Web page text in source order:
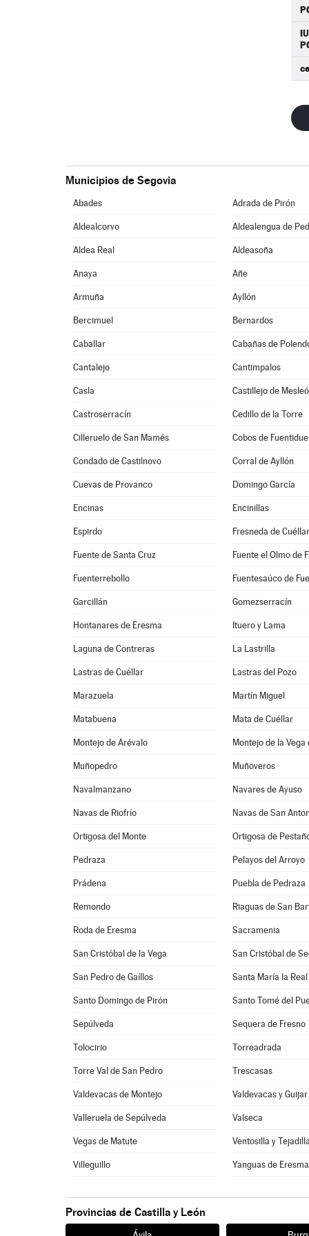
Municipios de Segovia
Abades Adrada de Pirón
Aldealcorvo Aldealengua de
Aldea Real Aldeasoña
Anaya Añe
Armuña Ayllón
Bercimuel Bernardos
Caballar Cabañas de
Cantalejo Cantimpalos
Casla Castillejo de
Castroserracín Cedillo de la Torre
Cilleruelo de San Mamés Cobos de
Condado de Castilnovo Corral de Ayllón
Cuevas de Provanco Domingo García
Encinas Encinillas
Espirdo Fresneda de Cuéllar
Fuente de Santa Cruz Fuente el Olmo de
Fuenterrebollo Fuentesaúco de
Garcillán Gomezserracín
Hontanares de Eresma Ituero y Lama
Laguna de Contreras La Lastrilla
Lastras de Cuéllar Lastras del Pozo
Marazuela Martín Miguel
Matabuena Mata de Cuéllar
Montejo de Arévalo Montejo de la
Muñopedro Muñoveros
Navalmanzano Navares de Ayuso
Navas de Riofrío Navas de San
Ortigosa del Monte Ortigosa de
Pedraza Pelayos del Arroyo
Prádena Puebla de Pedraza
Remondo Riaguas de San
Roda de Eresma Sacramenia
San Cristóbal de la Vega San Cristóbal de
San Pedro de Gaíllos Santa María la
Santo Domingo de Pirón Santo Tomé del
Sepúlveda Sequera de Fresno
Tolocirio Torreadrada
Torre Val de San Pedro Trescasas
Valdevacas de Montejo Valdevacas y Guijar
Valleruela de Sepúlveda Valseca
Vegas de Matute Ventosilla y Tejadilla
Villeguillo Yanguas de Eresma
Provincias de Castilla y León